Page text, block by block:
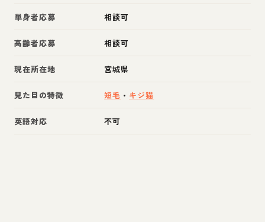
単身者応募 相談可
高齢者応募 相談可
現在所在地 宮城県
見た目の特徴 短毛 ・ キジ猫
英語対応 不可